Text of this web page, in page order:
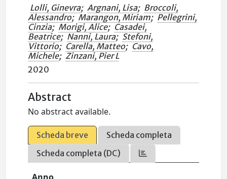
Lolli, Ginevra; Argnani, Lisa; Broccoli,
Alessandro; Marangon, Miriam; Pellegrini,
Cinzia; Morigi, Alice; Casadei,
Beatrice; Nanni, Laura; Stefoni,
Vittorio; Carella, Matteo; Cavo,
Michele; Zinzani, Pier L
2020
Abstract
No abstract available.
Scheda breve
Scheda completa
Scheda completa (DC)